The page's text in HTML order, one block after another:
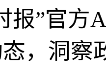
报”官方
，洞察